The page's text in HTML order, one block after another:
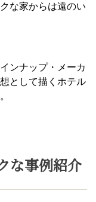
な家からは遠のい
ンナップ・メーカ
として描くホテル
な事例紹介